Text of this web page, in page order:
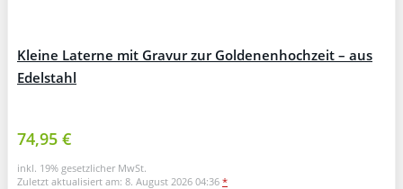
Kleine Laterne mit Gravur zur Goldenenhochzeit – aus
Edelstahl
74,95 €
inkl. 19% gesetzlicher MwSt.
Zuletzt aktualisiert am: 8. August 2026 04:36 *